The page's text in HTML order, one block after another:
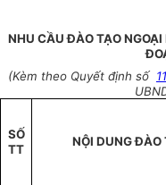
NHU CẦU ĐÀO TẠO
(Kèm theo Quyết định số
SỐ
TT
NỘI DUNG ĐÀO